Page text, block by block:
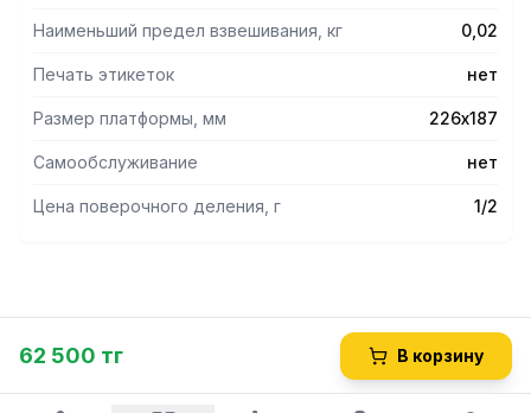
Наименьший предел взвешивания, кг 0,02
Печать этикеток нет
Размер платформы, мм 226х187
Самообслуживание нет
Цена поверочного деления, г 1/2
62 500 тг В корзину